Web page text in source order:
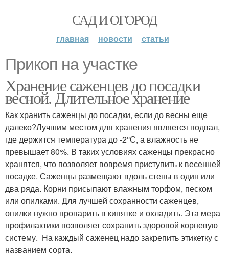
САД И ОГОРОД
главная новости статьи
Прикоп на участке
Хранение саженцев до посадки
весной. Длительное хранение
Как хранить саженцы до посадки, если до весны еще
далеко?Лучшим местом для хранения является подвал,
где держится температура до -2°С, а влажность не
превышает 80%. В таких условиях саженцы прекрасно
хранятся, что позволяет вовремя приступить к весенней
посадке. Саженцы размещают вдоль стены в один или
два ряда. Корни присыпают влажным торфом, песком
или опилками. Для лучшей сохранности саженцев,
опилки нужно пропарить в кипятке и охладить. Эта мера
профилактики позволяет сохранить здоровой корневую
систему. На каждый саженец надо закрепить этикетку с
названием сорта.